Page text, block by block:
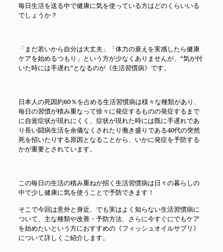
毎日生活を送る中で健康に気を使っている方はどのくらいいる
でしょうか？
「まだ若いから自分は大丈夫」「体力の衰えを実感したら健康
ケアを始めるつもり」という方が少なくありませんが、“気が付
いた時には手遅れ”となるのが《生活習慣病》です。
日本人の死因約60％を占める生活習慣病は様々な種類があり、
毎日の習慣が積み重なって徐々に発症するものの発症するまで
に自覚症状が現れにくく、症状が現れた時には既に手遅れであ
り長い闘病生活を余儀なくされたり働き盛りである40代の突然
死を招いたりする原因となることから、いかに発症を予防する
かが重要とされています。
この毎日の生活の積み重ねが招く生活習慣病は日々の暮らしの
中で少し健康に気を使うことで予防できます！
そこで今回は意外と身近、でも実はよく知らない生活習慣病に
ついて、主な種類や改善・予防方法、さらに今すぐにでもケア
を始めたいという方におすすめの《フィッシュオイルサプリ》
について詳しくご紹介します。